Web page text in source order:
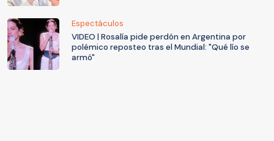
Espectáculos
VIDEO | Rosalía pide perdón en Argentina por
polémico reposteo tras el Mundial: "Qué lío se
armó"